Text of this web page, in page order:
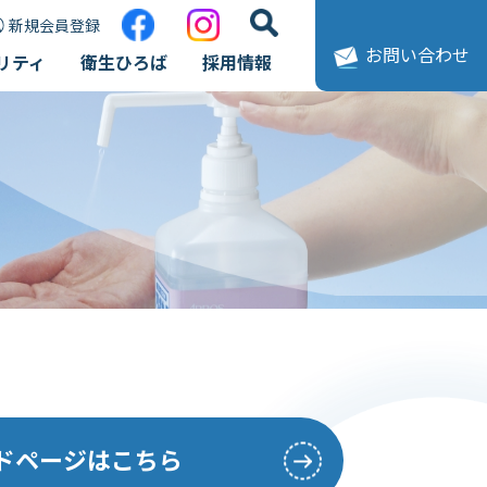
新規会員登録
ティ 衛生ひろば 採用情報 お問い合わせ
ページはこちら